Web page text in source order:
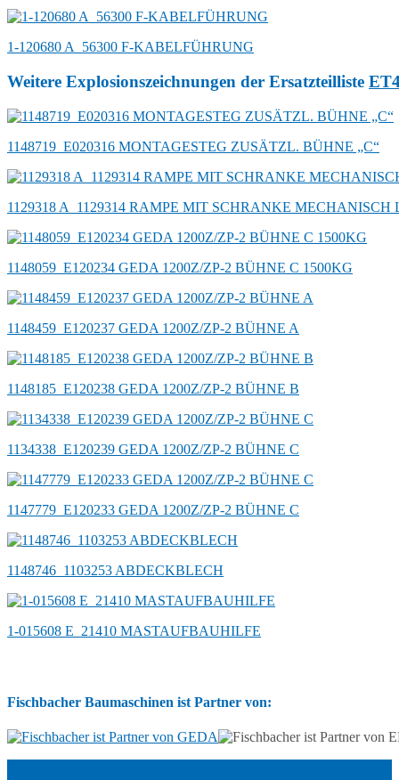
1-120680 A_56300 F-KABELFÜHRUNG
Weitere Explosionszeichnungen der Ersatzteilliste
1148719_E020316 MONTAGESTEG ZUSÄTZL. BÜHNE „C“
1129318 A_1129314 RAMPE MIT SCHRANKE MECHANISCH
1148059_E120234 GEDA 1200Z/ZP-2 BÜHNE C 1500KG
1148459_E120237 GEDA 1200Z/ZP-2 BÜHNE A
1148185_E120238 GEDA 1200Z/ZP-2 BÜHNE B
1134338_E120239 GEDA 1200Z/ZP-2 BÜHNE C
1147779_E120233 GEDA 1200Z/ZP-2 BÜHNE C
1148746_1103253 ABDECKBLECH
1-015608 E_21410 MASTAUFBAUHILFE
Fischbacher Baumaschinen ist Partner von: